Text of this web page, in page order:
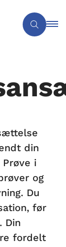
din
i
og
Du
før
Din
fordelt